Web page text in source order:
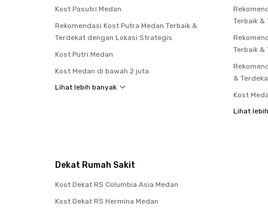
Kost Pasutri Medan
Rekomendasi Kost Putra Medan Terbaik &
Terdekat dengan Lokasi Strategis
Kost Putri Medan
Kost Medan di bawah 2 juta
Lihat lebih banyak
Terbaik
Terbaik
&
Kost
Lihat
Dekat Rumah Sakit
Kost Dekat RS Columbia Asia Medan
Kost Dekat RS Hermina Medan